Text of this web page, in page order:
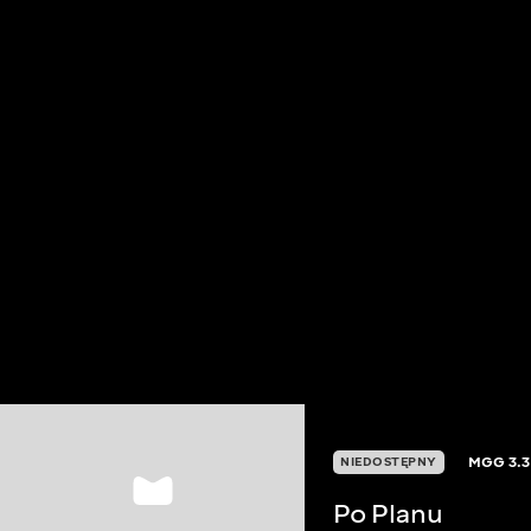
NIEDOSTĘPNY MGG3.3
Po Planu